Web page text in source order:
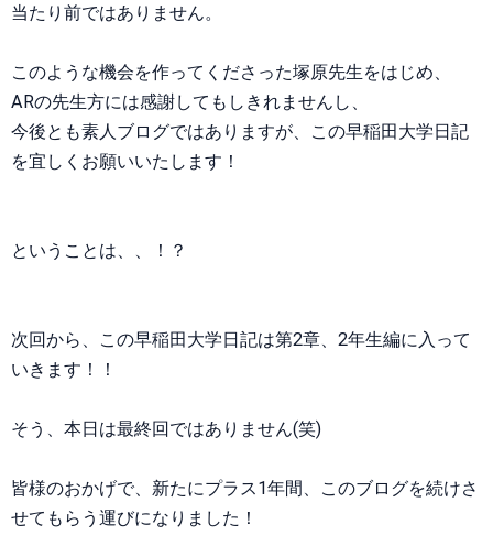
当たり前ではありません。
このような機会を作ってくださった塚原先生をはじめ、
ARの先生方には感謝してもしきれませんし、
今後とも素人ブログではありますが、この早稲田大学日記
を宜しくお願いいたします！
ということは、、！？
次回から、この早稲田大学日記は第2章、2年生編に入って
いきます！！
そう、本日は最終回ではありません(笑)
皆様のおかげで、新たにプラス1年間、このブログを続けさ
せてもらう運びになりました！